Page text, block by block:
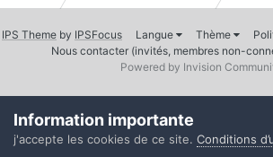
IPS Theme by IPSFocus Langue Thème
Nous contacter (invités, membres non-
Powered by Invision
Information importante
j'accepte les cookies de ce site. Conditions